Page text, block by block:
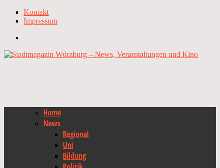
Kontakt
Impressum
Home
News
Regional
Uni
Bildung